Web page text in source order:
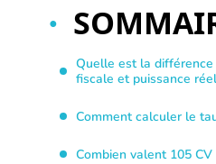
Quelle est la
fiscale et puissance
Comment calculer le
Combien valent 105